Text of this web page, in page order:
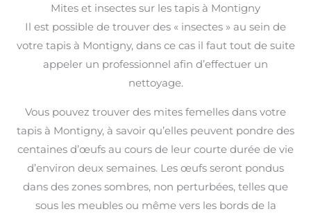
Mites et insectes sur les tapis à Montigny
Il est possible de trouver des « insectes » au sein de
votre tapis à Montigny, dans ce cas il faut tout de suite
appeler un professionnel afin d’effectuer un
nettoyage.
Vous pouvez trouver des mites femelles dans votre
tapis à Montigny, à savoir qu’elles peuvent pondre des
centaines d’œufs au cours de leur courte durée de vie
d’environ deux semaines. Les œufs seront pondus
dans des zones sombres, non perturbées, telles que
sous les meubles ou même vers les bords de la